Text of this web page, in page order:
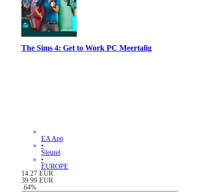
The Sims 4: Get to Work PC Meertalig
EA App
•
Sleutel
•
EUROPE
14.27 EUR
39.99 EUR
-64%